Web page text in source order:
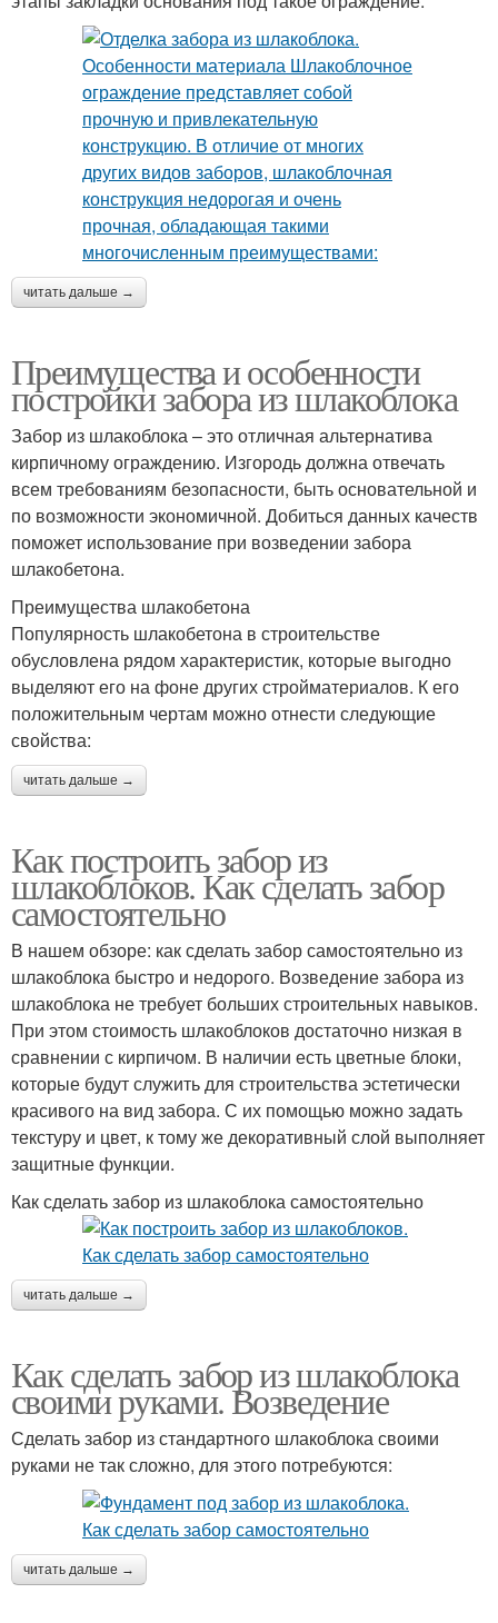
читать дальше →
Преимущества и особенности
постройки забора из шлакоблока
Забор из шлакоблока – это отличная альтернатива
кирпичному ограждению. Изгородь должна отвечать
всем требованиям безопасности, быть основательной и
по возможности экономичной. Добиться данных качеств
поможет использование при возведении забора
шлакобетона.
Преимущества шлакобетона
Популярность шлакобетона в строительстве
обусловлена рядом характеристик, которые выгодно
выделяют его на фоне других стройматериалов. К его
положительным чертам можно отнести следующие
свойства:
читать дальше →
Как построить забор из
шлакоблоков. Как сделать забор
самостоятельно
В нашем обзоре: как сделать забор самостоятельно из
шлакоблока быстро и недорого. Возведение забора из
шлакоблока не требует больших строительных навыков.
При этом стоимость шлакоблоков достаточно низкая в
сравнении с кирпичом. В наличии есть цветные блоки,
которые будут служить для строительства эстетически
красивого на вид забора. С их помощью можно задать
текстуру и цвет, к тому же декоративный слой выполняет
защитные функции.
Как сделать забор из шлакоблока самостоятельно
читать дальше →
Как сделать забор из шлакоблока
своими руками. Возведение
Сделать забор из стандартного шлакоблока своими
руками не так сложно, для этого потребуются:
читать дальше →